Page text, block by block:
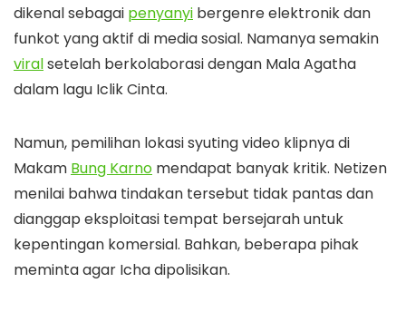
dikenal sebagai penyanyi bergenre elektronik dan
funkot yang aktif di media sosial. Namanya semakin
viralsetelah berkolaborasi dengan Mala Agatha
dalam lagu Iclik Cinta.
Namun, pemilihan lokasi syuting video klipnya di
Makam Bung Karno mendapat banyak kritik. Netizen
menilai bahwa tindakan tersebut tidak pantas dan
dianggap eksploitasi tempat bersejarah untuk
kepentingan komersial. Bahkan, beberapa pihak
meminta agar Icha dipolisikan.